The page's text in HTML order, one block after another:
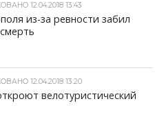
12.04.2018 13:43
из-за ревности забил
12.04.2018 13:20
велотуристический